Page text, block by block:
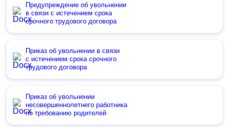
Предупреждение об увольнении
в связи с истечением срока
срочного трудового договора
Приказ об увольнении в связи
с истечением срока срочного
трудового договора
Приказ об увольнении
несовершеннолетнего работника
по требованию родителей